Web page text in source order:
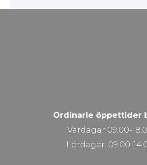
Ordinarie öppettider
Vardagar 09.00-
Lördagar: 09.00-